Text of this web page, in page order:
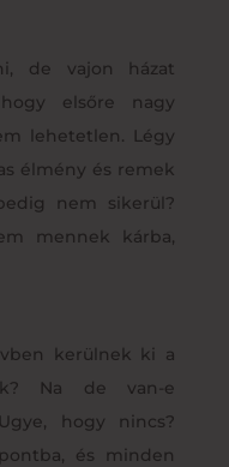
de vajon házat
elsőre nagy
lehetetlen. Légy
élmény és remek
nem sikerül?
mennek kárba,
kerülnek ki a
Na de van-e
hogy nincs?
és minden